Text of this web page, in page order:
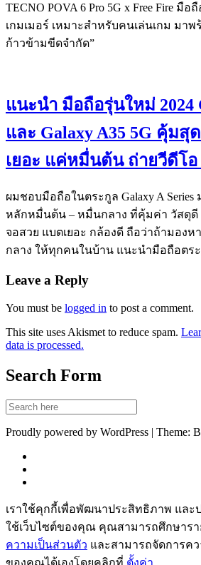
TECNO POVA 6 Pro 5G x Free Fire มื
เกมเมอร์ เหมาะสำหรับคนเล่นเกม มาพ
ก้าวข้ามขีดจำกัด”
แนะนำ มือถือรุ่นใหม่ 2024
และ Galaxy A35 5G คุ้ม
เยอะ แค่หมื่นต้น ถ่ายวีดีโ
ผมชอบมือถือในตระกูล Galaxy A
หลักหมื่นต้น – หมื่นกลาง ที่คุ้มค่า วัสดุดี
จอสวย แบตเยอะ กล้องดี ถือว่าถ้ามอง
กลาง ให้ทุกคนในบ้าน แนะนำมือถือตร
Leave a Reply
You must be logged in to post a comment.
This site uses Akismet to reduce spam.
data is processed.
Search Form
Proudly powered by WordPress | Theme:
เราใช้คุกกี้เพื่อพัฒนาประสิทธิภาพ แล
ใช้เว็บไซต์ของคุณ คุณสามารถศึกษารา
ความเป็นส่วนตัว และสามารถจัดการค
ของคุณได้เองโดยคลิกที่ ตั้งค่า